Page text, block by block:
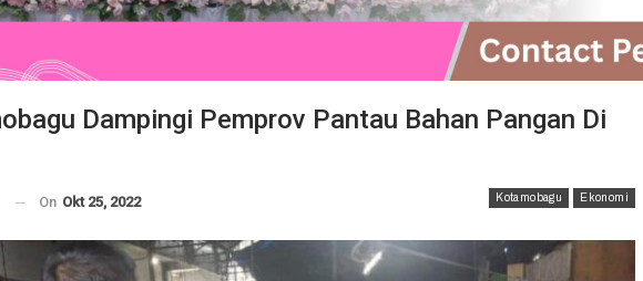
Dampingi Pemprov Pantau Bahan Pangan Di
Kotamobagu Ekonomi
On Okt 25, 2022